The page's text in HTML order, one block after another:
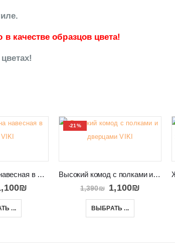
качестве образцов цвета!
Полка витрина навесная в салон VIKI 06
₪
...
-21%
Высокий комод с полками и дверцами VIKI 03
1,390₪ 1,100₪
ВЫБРАТЬ ...